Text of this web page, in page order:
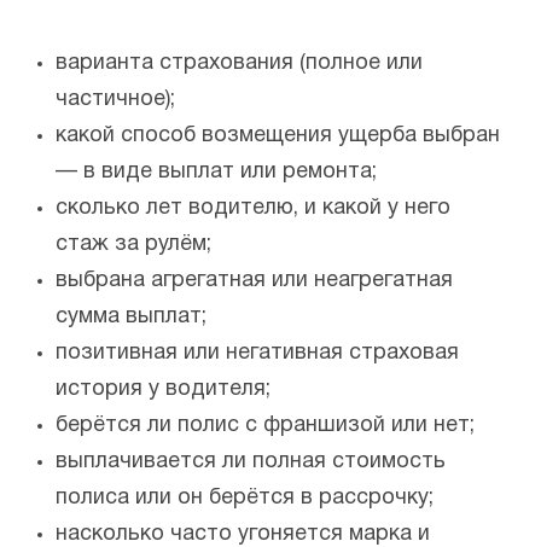
варианта страхования (полное или
частичное);
какой способ возмещения ущерба выбран
— в виде выплат или ремонта;
сколько лет водителю, и какой у него
стаж за рулём;
выбрана агрегатная или неагрегатная
сумма выплат;
позитивная или негативная страховая
история у водителя;
берётся ли полис с франшизой или нет;
выплачивается ли полная стоимость
полиса или он берётся в рассрочку;
насколько часто угоняется марка и